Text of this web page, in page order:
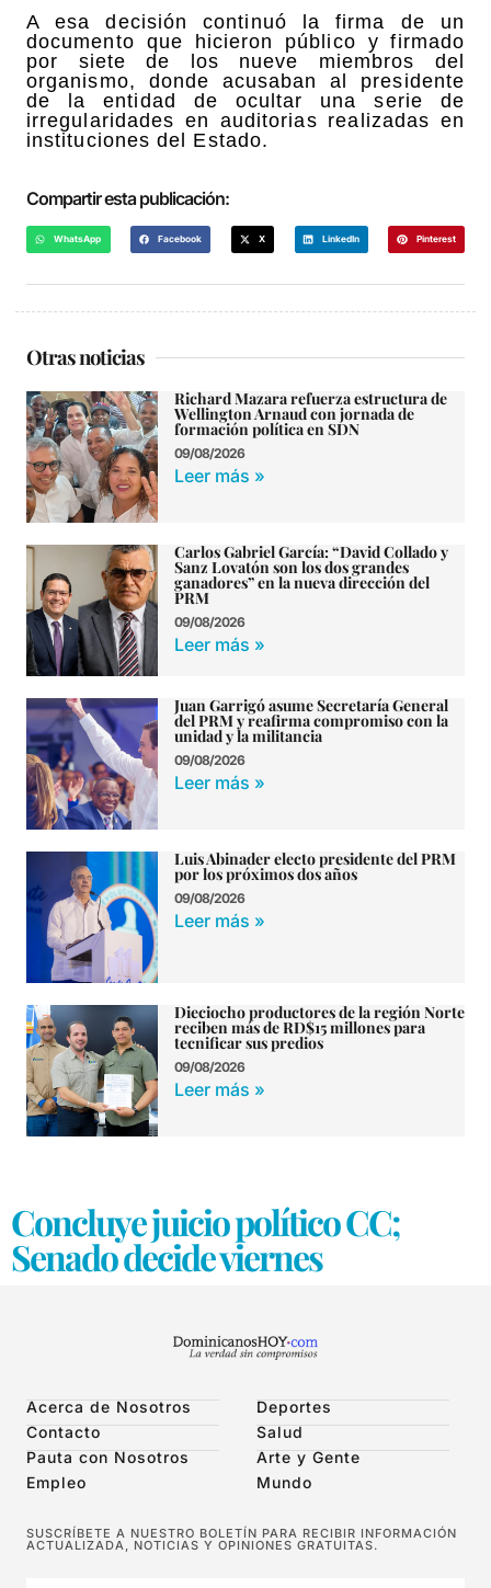
A esa decisión continuó la firma de un
documento que hicieron público y firmado
por siete de los nueve miembros del
organismo, donde acusaban al presidente
de la entidad de ocultar una serie de
irregularidades en auditorias realizadas en
instituciones del Estado.
Compartir esta publicación:
WhatsApp Facebook X LinkedIn Pinterest
Otras noticias
Richard Mazara refuerza estructura de
Wellington Arnaud con jornada de
formación política en SDN
09/08/2026
Leer más »
Carlos Gabriel García: “David Collado y
Sanz Lovatón son los dos grandes
ganadores” en la nueva dirección del
PRM
09/08/2026
Leer más »
Juan Garrigó asume Secretaría General
del PRM y reafirma compromiso con la
unidad y la militancia
09/08/2026
Leer más »
Luis Abinader electo presidente del PRM
por los próximos dos años
09/08/2026
Leer más »
Dieciocho productores de la región Norte
reciben más de RD$15 millones para
tecnificar sus predios
09/08/2026
Leer más »
Concluye juicio político CC;
Senado decide viernes
Acerca de Nosotros
Contacto
Pauta con Nosotros
Empleo
Deportes
Salud
Arte y Gente
Mundo
SUSCRÍBETE A NUESTRO BOLETÍN PARA RECIBIR INFORMACIÓN
ACTUALIZADA, NOTICIAS Y OPINIONES GRATUITAS.